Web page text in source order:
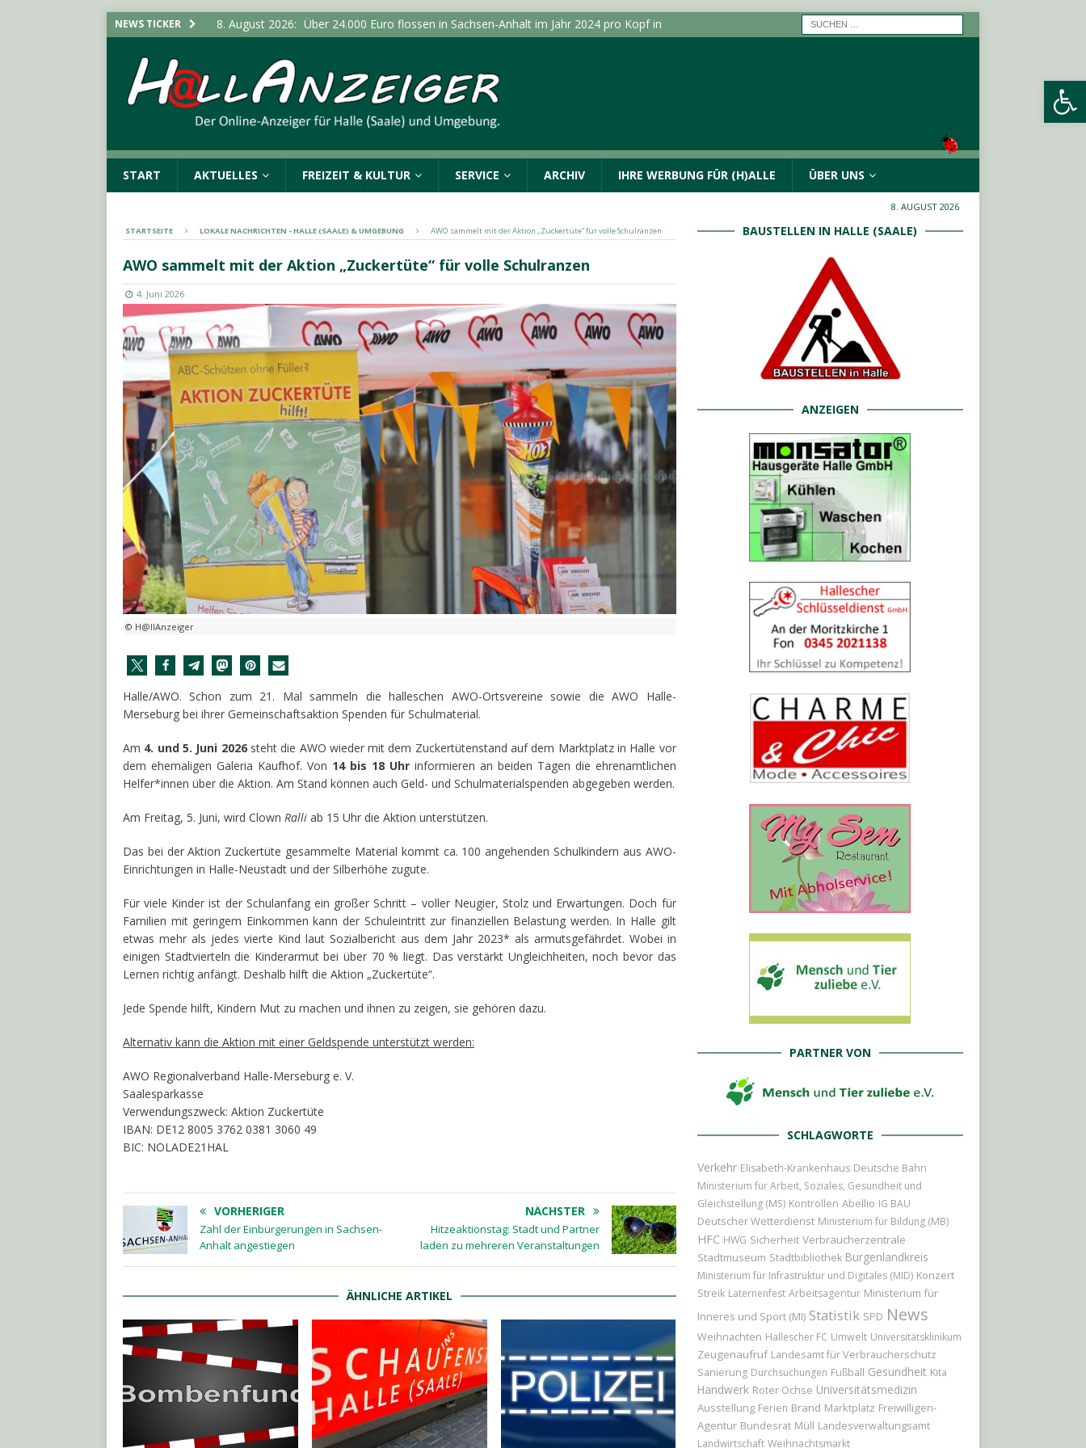
Werkzeugleiste öffnen
NEWS TICKER 8. August 2026: Über 24.000 Euro flossen in Sachsen-Anhalt im Jahr 2024 pro Kopf in
7. August 2026:
SPD und Freie Wähler zur Sanierung von Schultoiletten: “Verwaltung
darf keine Förderhindernisse erfinden”
LOKALE NACHRICHTEN - HALLE (SAALE) &
UMGEBUNG
POLIZEIMELDUNGEN
7. August 2026: Sonderausstellung “Die Schamanin” im Landesmuseum für
(SAALE) & UMGEBUNG
8. August 2026: Verbraucherzentrale gibt Tipps zur Vorbeugung und Bekämpfung von
START AKTUELLES FREIZEIT & KULTUR SERVICE ARCHIV IHRE WERBUNG FÜR (H)ALLE ÜBER UNS
8. AUGUST 2026
STARTSEITE LOKALE NACHRICHTEN - HALLE (SAALE) & UMGEBUNG AWO sammelt mit der Aktion „Zuckertüte“ für volle Schulranzen
AWO sammelt mit der Aktion „Zuckertüte“ für volle Schulranzen
4. Juni 2026
© H@llAnzeiger
Halle/AWO. Schon zum 21. Mal sammeln die halleschen AWO-Ortsvereine sowie die AWO Halle-
Merseburg bei ihrer Gemeinschaftsaktion Spenden für Schulmaterial.
Am 4. und 5. Juni 2026steht die AWO wieder mit dem Zuckertütenstand auf dem Marktplatz in Halle vor
dem ehemaligen Galeria Kaufhof. Von 14 bis 18 Uhrinformieren an beiden Tagen die ehrenamtlichen
Helfer*innen über die Aktion. Am Stand können auch Geld- und Schulmaterialspenden abgegeben werden.
Am Freitag, 5. Juni, wird Clown Ralli ab 15 Uhr die Aktion unterstützen.
Das bei der Aktion Zuckertüte gesammelte Material kommt ca. 100 angehenden Schulkindern aus AWO-
Einrichtungen in Halle-Neustadt und der Silberhöhe zugute.
Für viele Kinder ist der Schulanfang ein großer Schritt – voller Neugier, Stolz und Erwartungen. Doch für
Familien mit geringem Einkommen kann der Schuleintritt zur finanziellen Belastung werden. In Halle gilt
etwas mehr als jedes vierte Kind laut Sozialbericht aus dem Jahr 2023* als armutsgefährdet. Wobei in
einigen Stadtvierteln die Kinderarmut bei über 70 % liegt. Das verstärkt Ungleichheiten, noch bevor das
Lernen richtig anfängt. Deshalb hilft die Aktion „Zuckertüte“.
Jede Spende hilft, Kindern Mut zu machen und ihnen zu zeigen, sie gehören dazu.
Alternativ kann die Aktion mit einer Geldspende unterstützt werden:
AWO Regionalverband Halle-Merseburg e. V.
Saalesparkasse
Verwendungszweck: Aktion Zuckertüte
IBAN: DE12 8005 3762 0381 3060 49
BIC: NOLADE21HAL
VORHERIGER
Zahl der Einbürgerungen in Sachsen-
Anhalt angestiegen
NÄCHSTER
Hitzeaktionstag: Stadt und Partner
laden zu mehreren Veranstaltungen
ÄHNLICHE ARTIKEL
BAUSTELLEN IN HALLE (SAALE)
ANZEIGEN
PARTNER VON
SCHLAGWORTE
Verkehr Elisabeth-Krankenhaus Deutsche Bahn
Ministerium für Arbeit, Soziales, Gesundheit und
Gleichstellung (MS) Kontrollen Abellio IG BAU
Deutscher Wetterdienst Ministerium für Bildung (MB)
HFC HWG Sicherheit Verbraucherzentrale
Stadtmuseum Stadtbibliothek Burgenlandkreis
Ministerium für Infrastruktur und Digitales (MID) Konzert
Streik Laternenfest Arbeitsagentur Ministerium für
Inneres und Sport (MI) Statistik SPD News
Weihnachten Hallescher FC Umwelt Universitätsklinikum
Zeugenaufruf Landesamt für Verbraucherschutz
Sanierung Durchsuchungen Fußball Gesundheit Kita
Handwerk Roter Ochse Universitätsmedizin
Ausstellung Ferien Brand Marktplatz Freiwilligen-
Agentur Bundesrat Müll Landesverwaltungsamt
Landwirtschaft Weihnachtsmarkt